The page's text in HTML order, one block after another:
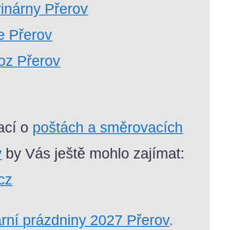
Přerov
Přerov
Přerov
o poštách a směrovacích
by Vás ještě mohlo zajímat:
prázdniny 2027 Přerov.